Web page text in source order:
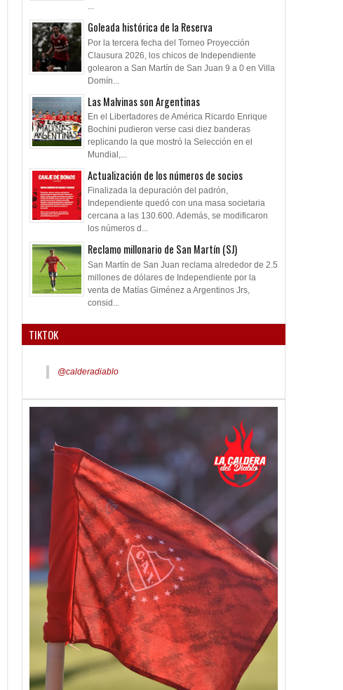
...
Goleada histórica de la Reserva
Por la tercera fecha del Torneo Proyección
Clausura 2026, los chicos de Independiente
golearon a San Martín de San Juan 9 a 0 en Villa
Domín...
Las Malvinas son Argentinas
En el Libertadores de América Ricardo Enrique
Bochini pudieron verse casi diez banderas
replicando la que mostró la Selección en el
Mundial,...
Actualización de los números de socios
Finalizada la depuración del padrón,
Independiente quedó con una masa societaria
cercana a las 130.600. Además, se modificaron
los números d...
Reclamo millonario de San Martín (SJ)
San Martín de San Juan reclama alrededor de 2.5
millones de dólares de Independiente por la
venta de Matías Giménez a Argentinos Jrs,
consid...
TIKTOK
@calderadiablo